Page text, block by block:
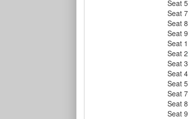
Seat
Seat
Seat
Seat
Seat
Seat 2
Seat
Seat
Seat
Seat
Seat
Seat